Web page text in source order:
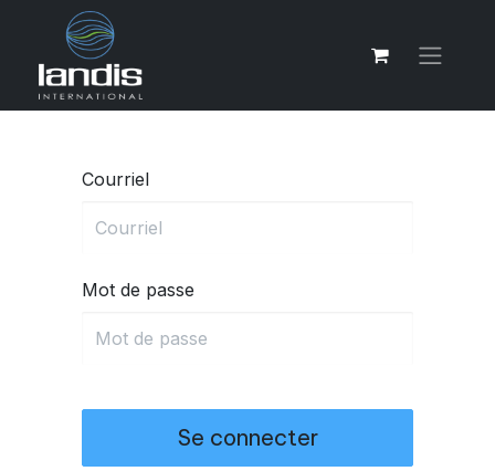
Courriel
Mot de passe
Se connecter